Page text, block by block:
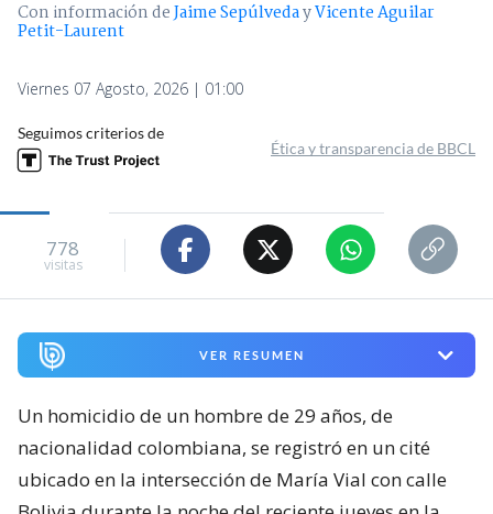
Con información deJaime SepúlvedayVicente Aguilar
Petit-Laurent
Viernes 07 Agosto, 2026 | 01:00
Seguimos criterios de
Ética y transparencia de BBCL
778
visitas
VER RESUMEN
Un homicidio de un hombre de 29 años, de
nacionalidad colombiana, se registró en un cité
ubicado en la intersección de María Vial con calle